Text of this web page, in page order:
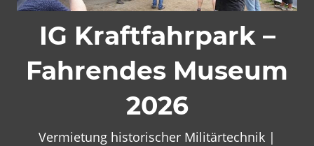
IG Kraftfahrpark –
Fahrendes Museum
2026
Vermietung historischer Militärtechnik |